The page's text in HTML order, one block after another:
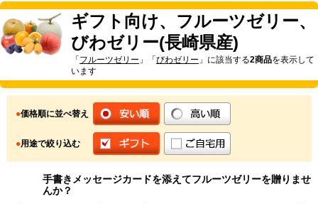
ギフト向け、フルーツゼリー、
びわゼリー(長崎県産)
「フルーツゼリー 」「びわゼリー 」に該当する2商品を表示して
います
●価格順に並べ替え
●用途で絞り込む
手書きメッセージカードを添えてフルーツゼリーを贈りませ
んか？